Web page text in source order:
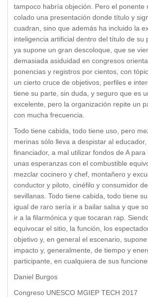
tampoco habría objeción. Pero el ponente
colado una presentación donde título y
cuadran, sino que además ha incluido la
inteligencia artificial dentro del título de su
ya supone un gran descoloque, que se
demasiada asiduidad en congresos
ponencias y registros por cientos, con
un cierto cruce de objetivos, perfiles e
tiene su parte, sin duda, y seguro que es
excelente, pero la organización repite un
con mucha frecuencia.
Todo tiene cabida, todo tiene uso, pero
merinas sólo lleva a despistar al
financiador, a mal utilizar fondos de A
unas esperanzas con el combustible
mezclar cocinero y chef, montañero y
conductor y piloto, cinéfilo y consumidor
sevillanas. Todo tiene cabida, todo tiene
igual de raro sería ir a bailar salsa y que
ir a la filarmónica y que tocaran rap.
equivocar el sitio, la función, los
objetivo y, en general el escenario,
impacto y, generalmente, de tiempo y
participante, en cualquiera de sus
Daniel Burgos
Congreso UNESCO MGIEP TECH 2017